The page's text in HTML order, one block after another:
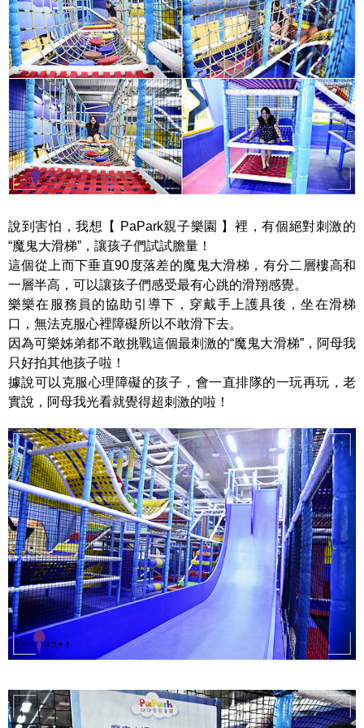
說到害怕，我想【 PaPark親子樂園 】裡，有個絕對刺激的
“魔鬼大滑梯”，讓孩子們試試膽量！
這個從上而下垂直90度落差的魔鬼大滑梯，有分二層樓高和
一層半高，可以讓孩子們感受最有心跳的滑翔感覺。
樂樂在服務員的協助引導下，穿戴手上護具後，坐在滑梯
口，無法克服心裡障礙所以不敢滑下去。
因為可樂姊弟都不敢挑戰這個最刺激的“魔鬼大滑梯”，阿母我
只好拍其他孩子啦！
據說可以克服心理障礙的孩子，會一直排隊的一玩再玩，老
實說，阿母我光看就覺得超刺激的啦！